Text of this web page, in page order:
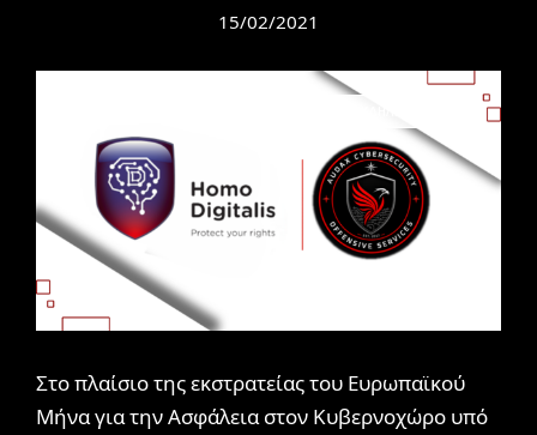
15/02/2021
Στο πλαίσιο της εκστρατείας του Ευρωπαϊκού
Μήνα για την Ασφάλεια στον Κυβερνοχώρο υπό